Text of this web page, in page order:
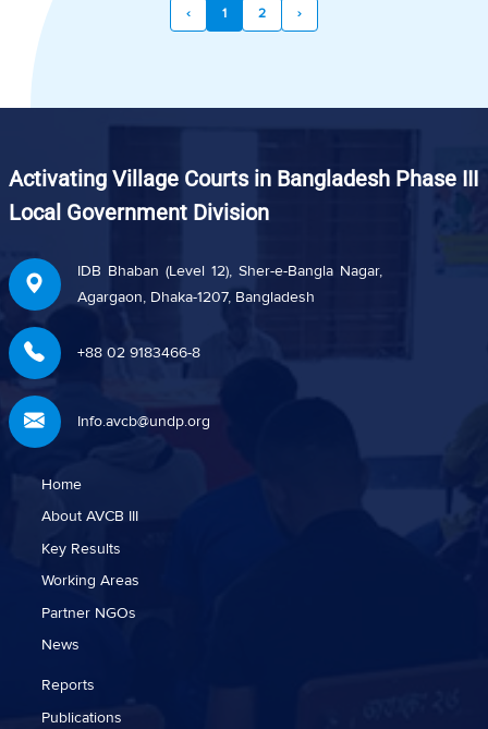
‹ 1 2 ›
Activating Village Courts in Bangladesh Phase III
Local Government Division
IDB Bhaban (Level 12), Sher-e-Bangla Nagar,
Agargaon, Dhaka-1207, Bangladesh
+88 02 9183466-8
Info.avcb@undp.org
Home
About AVCB III
Key Results
Working Areas
Partner NGOs
News
Reports
Publications